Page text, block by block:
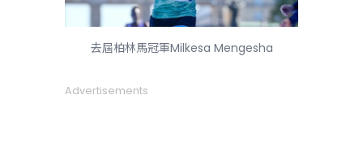
去屆柏林馬冠軍Milkesa Mengesha
Advertisements